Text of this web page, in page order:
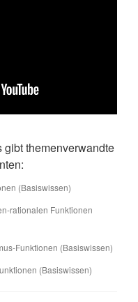
gibt themenverwandte
(Basiswissen)
rationalen Funktionen
Funktionen (Basiswissen)
(Basiswissen)